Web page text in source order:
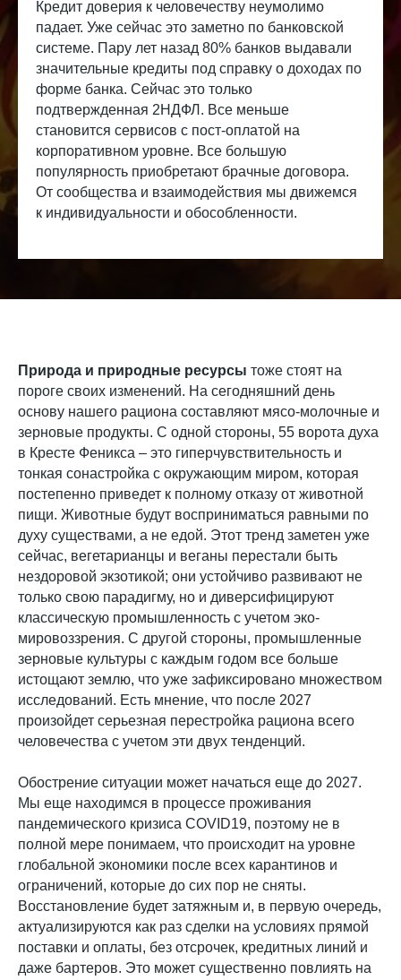
Кредит доверия к человечеству неумолимо
падает. Уже сейчас это заметно по банковской
системе. Пару лет назад 80% банков выдавали
значительные кредиты под справку о доходах по
форме банка. Сейчас это только
подтвержденная 2НДФЛ. Все меньше
становится сервисов с пост-оплатой на
корпоративном уровне. Все большую
популярность приобретают брачные договора.
От сообщества и взаимодействия мы движемся
к индивидуальности и обособленности.
Природа и природные ресурсы тоже стоят на
пороге своих изменений. На сегодняшний день
основу нашего рациона составляют мясо-молочные и
зерновые продукты. С одной стороны, 55 ворота духа
в Кресте Феникса – это гиперчувствительность и
тонкая сонастройка с окружающим миром, которая
постепенно приведет к полному отказу от животной
пищи. Животные будут восприниматься равными по
духу существами, а не едой. Этот тренд заметен уже
сейчас, вегетарианцы и веганы перестали быть
нездоровой экзотикой; они устойчиво развивают не
только свою парадигму, но и диверсифицируют
классическую промышленность с учетом эко-
мировоззрения. С другой стороны, промышленные
зерновые культуры с каждым годом все больше
истощают землю, что уже зафиксировано множеством
исследований. Есть мнение, что после 2027
произойдет серьезная перестройка рациона всего
человечества с учетом эти двух тенденций.
Обострение ситуации может начаться еще до 2027.
Мы еще находимся в процессе проживания
пандемического кризиса COVID19, поэтому не в
полной мере понимаем, что происходит на уровне
глобальной экономики после всех карантинов и
ограничений, которые до сих пор не сняты.
Восстановление будет затяжным и, в первую очередь,
актуализируются как раз сделки на условиях прямой
поставки и оплаты, без отсрочек, кредитных линий и
даже бартеров. Это может существенно повлиять на